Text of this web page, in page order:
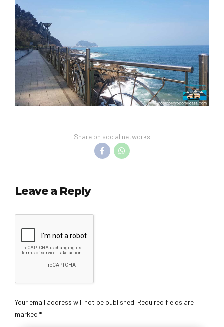
Share on social networks
Leave a Reply
Your email address will not be published. Required fields are
marked *